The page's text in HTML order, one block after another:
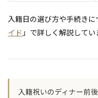
入籍日の選び方や手続き
イド 」で詳しく解説してい
入籍祝いのディナー前